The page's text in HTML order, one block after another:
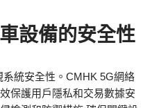
設備的安全性
統安全性。CMHK 5G網絡
保護用戶隱私和交易數據安